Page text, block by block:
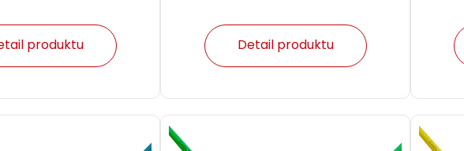
produktu Detail produktu